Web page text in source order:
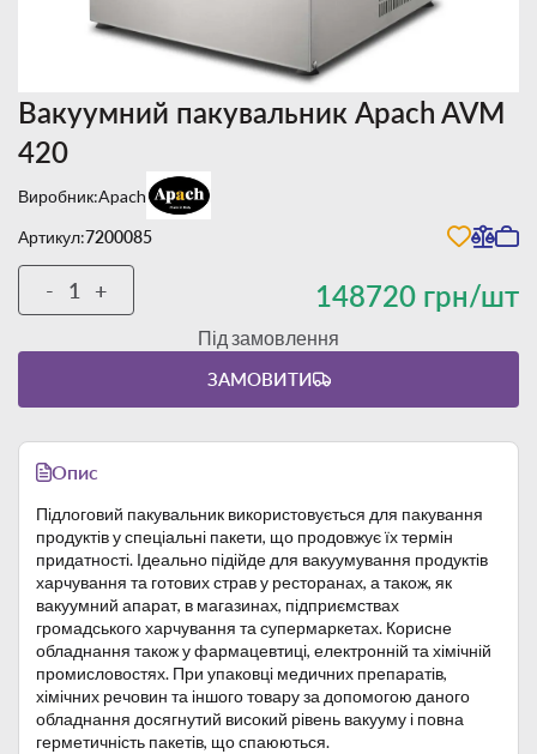
Вакуумний пакувальник Apach AVM
420
Виробник:Apach
Артикул:7200085
148720 грн/шт
- +
Під замовлення
ЗАМОВИТИ
Опис
Підлоговий пакувальник використовується для пакування
продуктів у спеціальні пакети, що продовжує їх термін
придатності. Ідеально підійде для вакуумування продуктів
харчування та готових страв у ресторанах, а також, як
вакуумний апарат, в магазинах, підприємствах
громадського харчування та супермаркетах. Корисне
обладнання також у фармацевтиці, електронній та хімічній
промисловостях. При упаковці медичних препаратів,
хімічних речовин та іншого товару за допомогою даного
обладнання досягнутий високий рівень вакууму і повна
герметичність пакетів, що спаюються.